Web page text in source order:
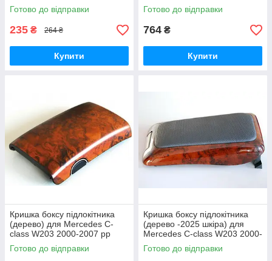
Готово до відправки
235 ₴ 264 ₴
Купити
Готово до відправки
764 ₴
Купити
Кришка боксу підлокітника
(дерево) для Mercedes C-
class W203 2000-2007 рр
Готово до відправки
Кришка боксу підлокітника
(дерево -2025 шкіра) для
Mercedes C-class W203 2000-
2007 рр
Готово до відправки